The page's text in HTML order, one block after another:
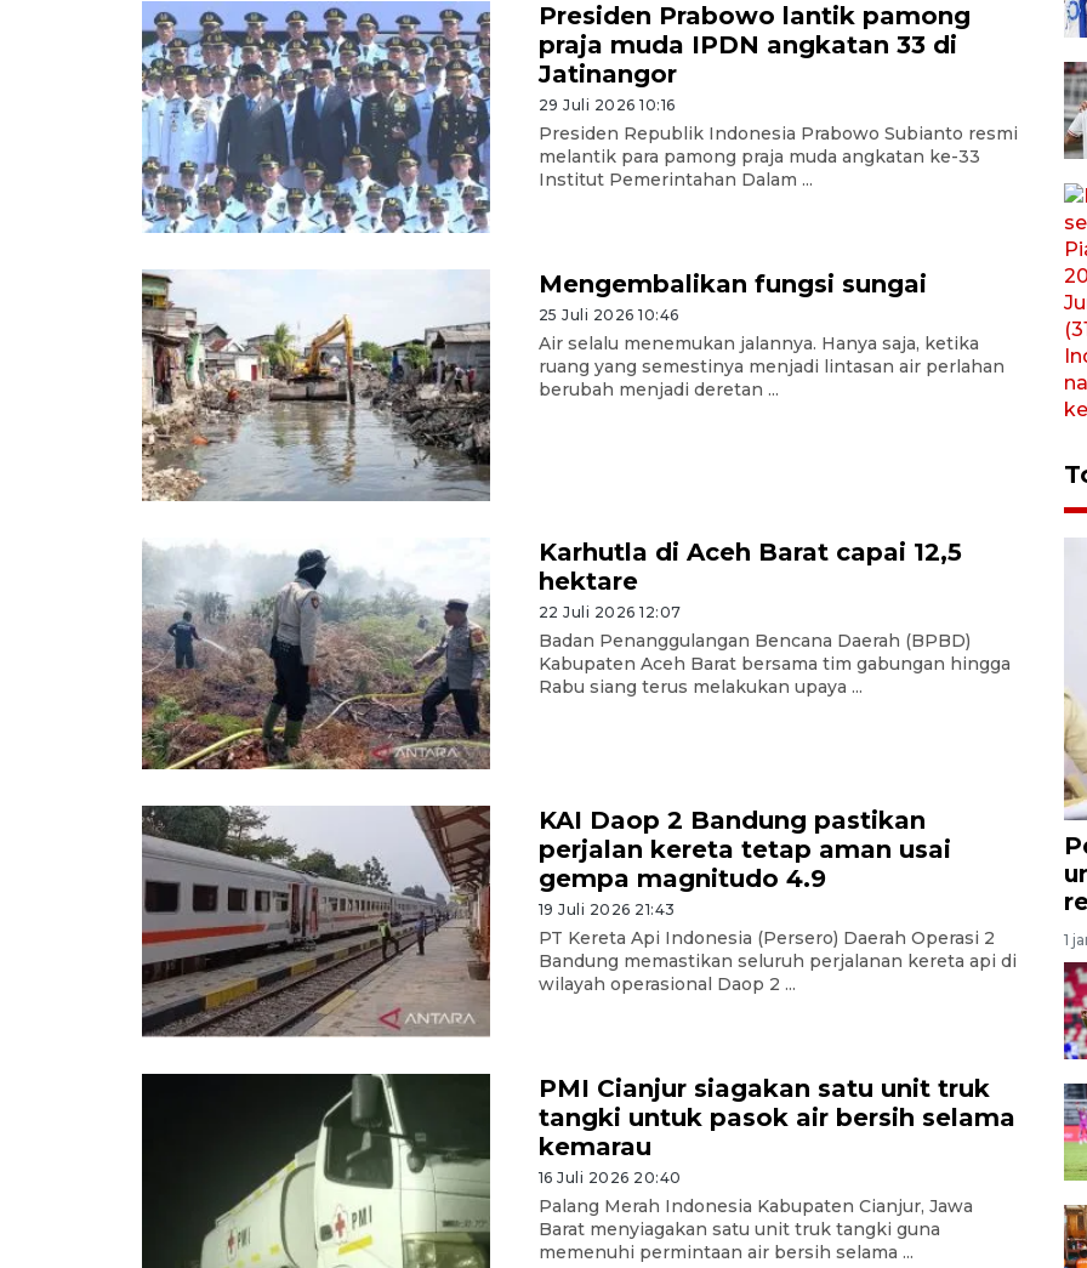
Presiden Prabowo lantik pamong
praja muda IPDN angkatan 33 di
Jatinangor
29 Juli 2026 10:16
Presiden Republik Indonesia Prabowo Subianto resmi
melantik para pamong praja muda angkatan ke-33
Institut Pemerintahan Dalam ...
Mengembalikan fungsi sungai
25 Juli 2026 10:46
Air selalu menemukan jalannya. Hanya saja, ketika
ruang yang semestinya menjadi lintasan air perlahan
berubah menjadi deretan ...
Karhutla di Aceh Barat capai 12,5
hektare
22 Juli 2026 12:07
Badan Penanggulangan Bencana Daerah (BPBD)
Kabupaten Aceh Barat bersama tim gabungan hingga
Rabu siang terus melakukan upaya ...
KAI Daop 2 Bandung pastikan
perjalan kereta tetap aman usai
gempa magnitudo 4.9
19 Juli 2026 21:43
PT Kereta Api Indonesia (Persero) Daerah Operasi 2
Bandung memastikan seluruh perjalanan kereta api di
wilayah operasional Daop 2 ...
PMI Cianjur siagakan satu unit truk
tangki untuk pasok air bersih selama
kemarau
16 Juli 2026 20:40
Palang Merah Indonesia Kabupaten Cianjur, Jawa
Barat menyiagakan satu unit truk tangki guna
memenuhi permintaan air bersih selama ...
1